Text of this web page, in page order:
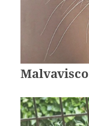
Malvavisco